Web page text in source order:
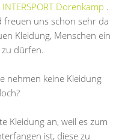
INTERSPORT Dorenkamp .
uns schon sehr da
Kleidung, Menschen ein
zu dürfen.
nehmen keine Kleidung
Kleidung an, weil es zum
ist, diese zu